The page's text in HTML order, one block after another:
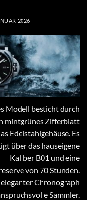
2026
Modell besticht durch
mintgrünes Zifferblatt
Edelstahlgehäuse. Es
über das hauseigene
Kaliber B01 und eine
von 70 Stunden.
eleganter Chronograph
Sammler.